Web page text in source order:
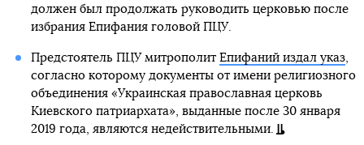
должен был продолжать руководить церковью после
избрания Епифания головой ПЦУ.
Предстоятель ПЦУ митрополит Епифаний издал указ,
согласно которому документы от имени религиозного
объединения «Украинская православная церковь
Киевского патриархата», выданные после 30 января
2019 года, являются недействительными.